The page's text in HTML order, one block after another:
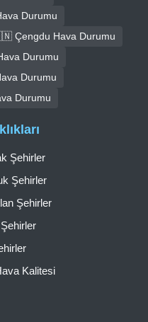
Durumu
Çengdu Hava Durumu
Durumu
Durumu
Durumu
Şehirler
Şehirler
Şehirler
Kalitesi